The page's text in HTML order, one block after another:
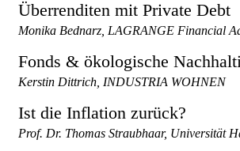
Überrenditen mit Private Debt
Monika Bednarz, LAGRANGE Financial
Fonds & ökologische
Kerstin Dittrich, INDUSTRIA WOHNEN
Ist die Inflation zurück?
Prof. Dr. Thomas Straubhaar, Universität